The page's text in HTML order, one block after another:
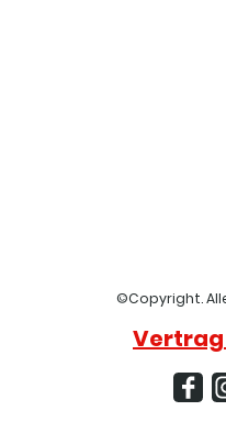
©Copyright.